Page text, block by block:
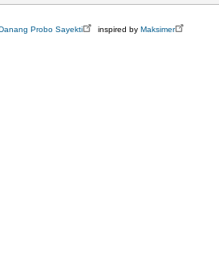
Danang Probo Sayekti inspired by Maksimer